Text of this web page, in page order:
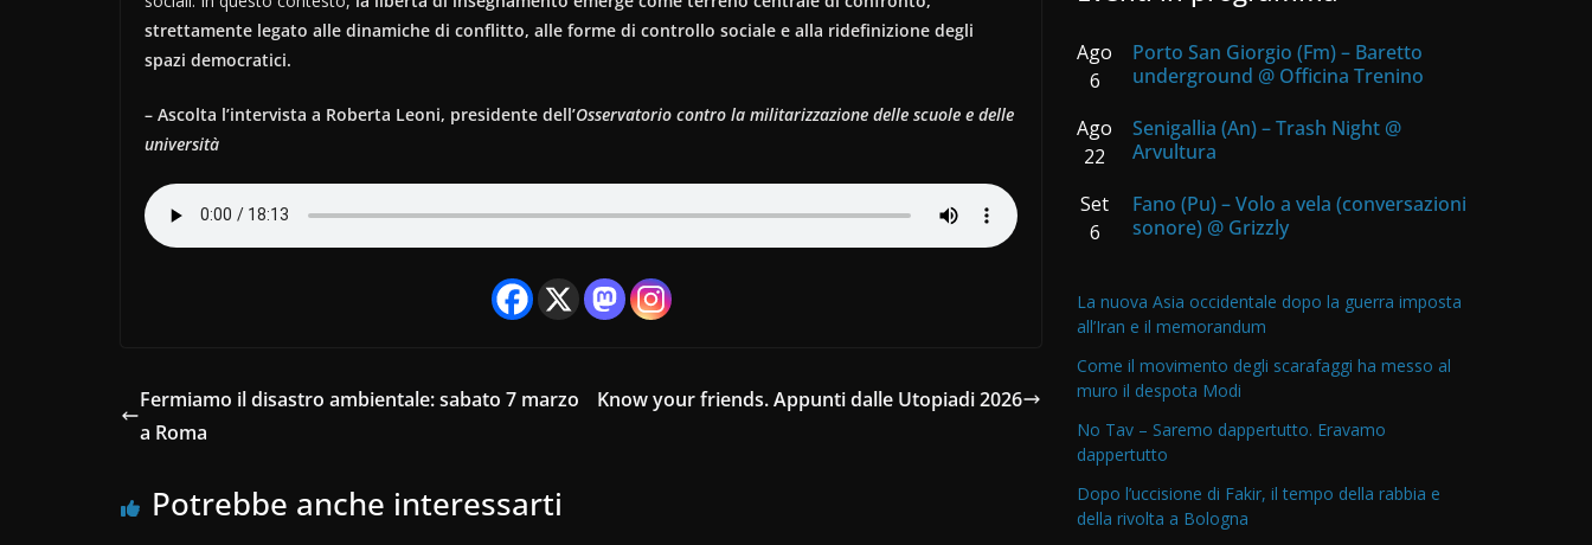
strettamente legato alle dinamiche di conflitto, alle forme di controllo sociale e alla ridefinizione degli
spazi democratici.
– Ascolta l’intervista a Roberta Leoni, presidente dell’Osservatorio contro la militarizzazione delle scuole e delle
università
Fermiamo il disastro ambientale: sabato 7 marzo
a Roma
Know your friends. Appunti dalle Utopiadi 2026
Potrebbe anche interessarti
Ago
6
Porto San Giorgio (Fm) – Baretto
underground @ Officina Trenino
Ago
22
Senigallia (An) – Trash Night @
Arvultura
Set
6
Fano (Pu) – Volo a vela (conversazioni
sonore) @ Grizzly
La nuova Asia occidentale dopo la guerra imposta
all’Iran e il memorandum
Come il movimento degli scarafaggi ha messo al
muro il despota Modi
No Tav – Saremo dappertutto. Eravamo
dappertutto
Dopo l’uccisione di Fakir, il tempo della rabbia e
della rivolta a Bologna